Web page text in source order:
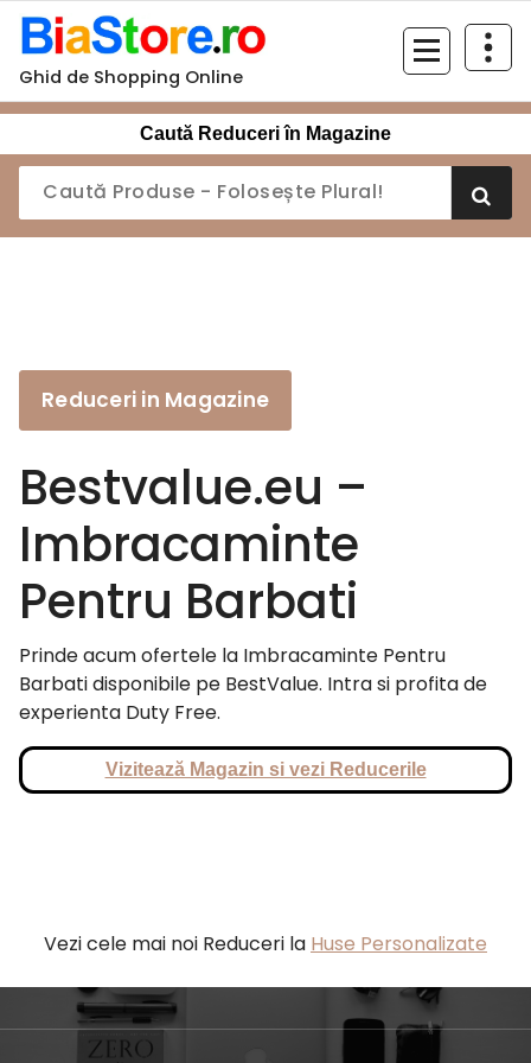
Sari
conținut
Ghid de Shopping Online
Caută Reduceri în Magazine
Reduceri in Magazine
Bestvalue.eu –
Imbracaminte
Pentru Barbati
Prinde acum ofertele la Imbracaminte Pentru
Barbati disponibile pe BestValue. Intra si profita de
experienta Duty Free.
Vizitează Magazin si vezi Reducerile
Vezi cele mai noi Reduceri la Huse Personalizate